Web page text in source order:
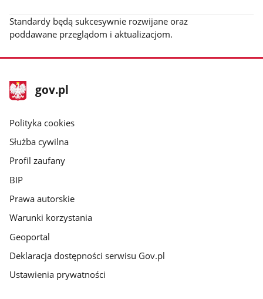
Standardy będą sukcesywnie rozwijane oraz
poddawane przeglądom i aktualizacjom.
stopka
gov.pl
Strona
gov.pl
gov.pl
Polityka cookies
Służba cywilna
Profil zaufany
BIP
Prawa autorskie
Warunki korzystania
Geoportal
Deklaracja dostępności serwisu Gov.pl
Ustawienia prywatności